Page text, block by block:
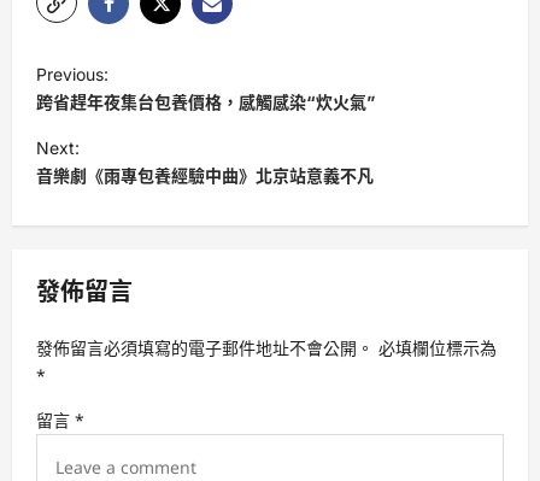
o
s
t
v
g
t
Previous:
跨省趕年夜集台包養價格，感觸感染“炊火氣”
Next:
音樂劇《雨專包養經驗中曲》北京站意義不凡
發佈留言
發佈留言必須填寫的電子郵件地址不會公開。 必填欄位標示為
*
留言 *